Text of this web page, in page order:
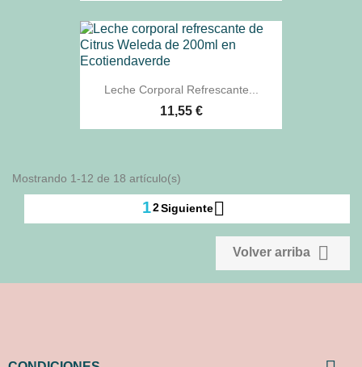
Leche Corporal Refrescante...
11,55 €
Mostrando 1-12 de 18 artículo(s)
12Siguiente
Volver arriba 